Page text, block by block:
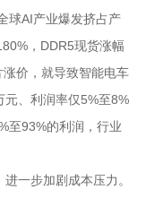
球AI产业爆发挤占产
，DDR5现货涨幅
价，就导致智能电车
、利润率仅5%至8%
至93%的利润，行业
一步加剧成本压力。